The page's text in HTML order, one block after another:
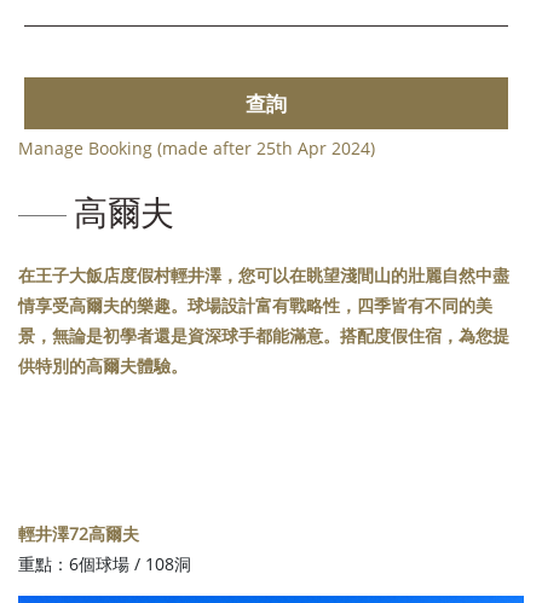
查詢
Manage Booking (made after 25th Apr 2024)
高爾夫
在王子大飯店度假村輕井澤，您可以在眺望淺間山的壯麗自然中盡
情享受高爾夫的樂趣。球場設計富有戰略性，四季皆有不同的美
景，無論是初學者還是資深球手都能滿意。搭配度假住宿，為您提
供特別的高爾夫體驗。
輕井澤72高爾夫
重點：6個球場 / 108洞